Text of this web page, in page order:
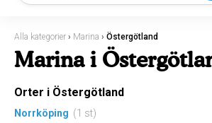
Alla kategorier › Marina › Östergötland
Marina i
Orter i Östergötland
Norrköping (1 st)